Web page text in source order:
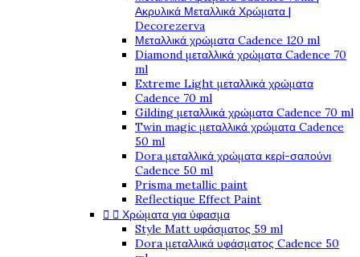
Ακρυλικά Μεταλλικά Χρώματα |
Decorezerva
Μεταλλικά χρώματα Cadence 120 ml
Diamond μεταλλικά χρώματα Cadence 70
ml
Extreme Light μεταλλικά χρώματα
Cadence 70 ml
Gilding μεταλλικά χρώματα Cadence 70 ml
Twin magic μεταλλικά χρώματα Cadence
50 ml
Dora μεταλλικά χρώματα κερί-σαπούνι
Cadence 50 ml
Prisma metallic paint
Reflectique Effect Paint
  Χρώματα για ύφασμα
Style Matt υφάσματος 59 ml
Dora μεταλλικά υφάσματος Cadence 50